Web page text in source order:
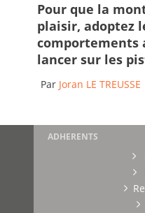
Pour que la
plaisir, adoptez
comportements
lancer sur les
Par Joran LE TREUSSE
ADHERENTS